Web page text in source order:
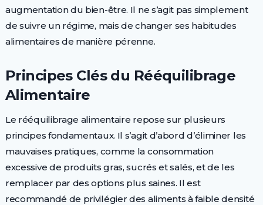
augmentation du bien-être. Il ne s’agit pas simplement
de suivre un régime, mais de changer ses habitudes
alimentaires de manière pérenne.
Principes Clés du Rééquilibrage
Alimentaire
Le rééquilibrage alimentaire repose sur plusieurs
principes fondamentaux. Il s’agit d’abord d’éliminer les
mauvaises pratiques, comme la consommation
excessive de produits gras, sucrés et salés, et de les
remplacer par des options plus saines. Il est
recommandé de privilégier des aliments à faible densité